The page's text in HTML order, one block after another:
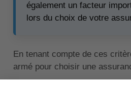
également un facteur
lors du choix de votre
En tenant compte de ces
armé pour choisir une